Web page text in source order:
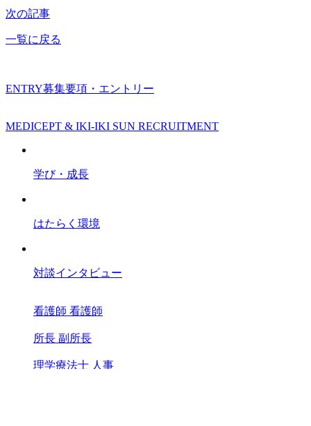
次の記事
一覧に戻る
ENTRY募集要項・エントリー
MEDICEPT & IKI-IKI SUN RECRUITMENT
学び・成長
はたらく環境
対談インタビュー
看護師 看護師
所長 副所長
理学療法士 人事